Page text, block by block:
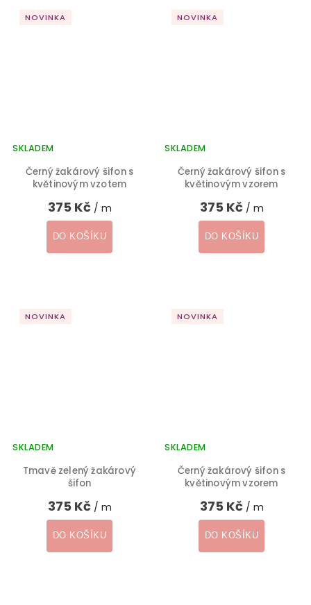
NOVINKA
Černý žakárový šifon s
květinovým vzotem
SKLADEM
375 Kč / m
DO KOŠÍKU
NOVINKA
Černý žakárový šifon s
květinovým vzorem
SKLADEM
375 Kč / m
DO KOŠÍKU
NOVINKA
Tmavě zelený žakárový
šifon
SKLADEM
375 Kč / m
DO KOŠÍKU
NOVINKA
Černý žakárový šifon s
květinovým vzorem
SKLADEM
375 Kč / m
DO KOŠÍKU